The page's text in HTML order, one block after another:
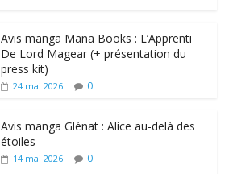
Avis manga Mana Books : L’Apprenti
De Lord Magear (+ présentation du
press kit)
24 mai 2026 0
Avis manga Glénat : Alice au-delà des
étoiles
14 mai 2026 0